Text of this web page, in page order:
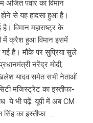
अजित पवार का विमान
से यह हादसा हुआ है।
विमान महाराष्ट्र के
में क्रैश हुआ विमान इसमें
गई है। मौके पर सुप्रिया सुले
नरेंद्र मोदी,
यादव समेत सभी नेताओं
मजिस्ट्रेट का इस्तीफा-
ये भी पढ़ें: यूपी में अब CM
सिंह का इस्तीफा ...